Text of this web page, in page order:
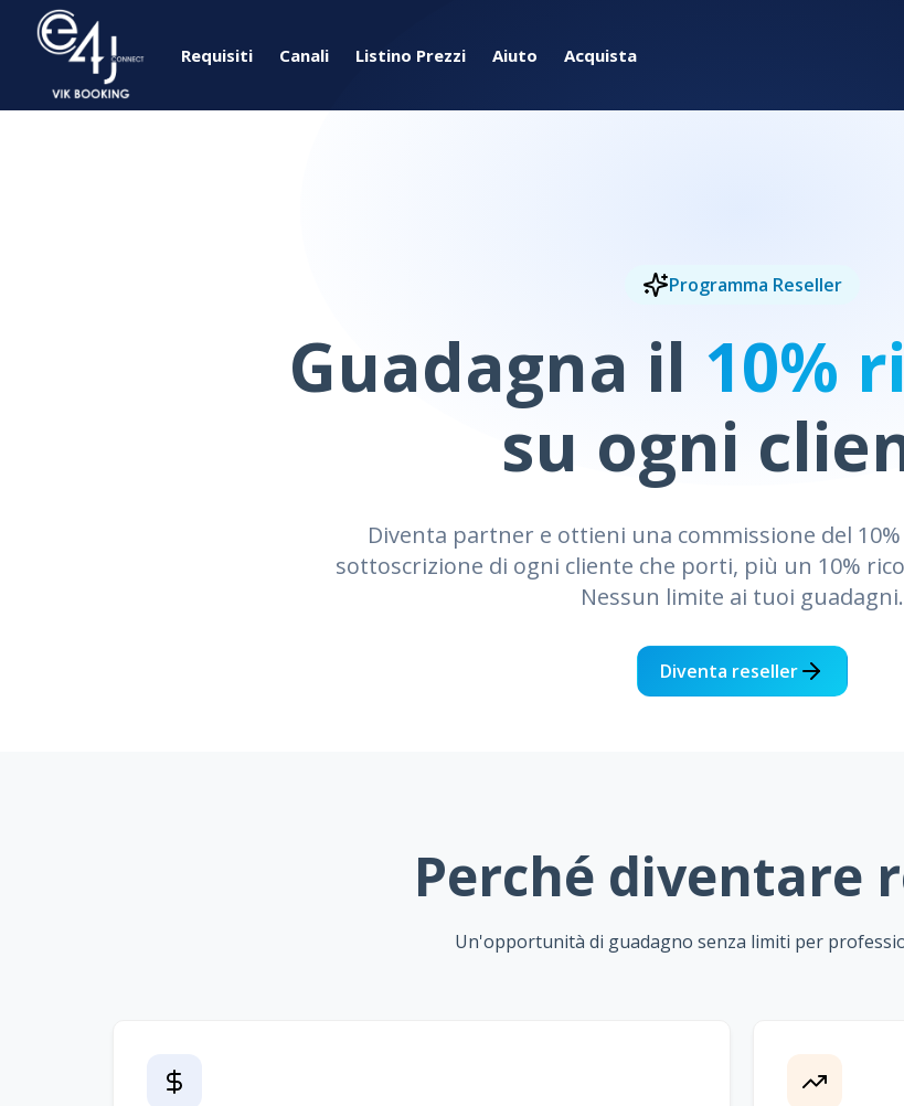
Requisiti Canali Listino Prezzi Aiuto Acquista
Programma Reseller
Guadagna il 10%
su ogni
Diventa partner e ottieni una commissione del
sottoscrizione di ogni cliente che porti, più un 10%
Nessun limite ai tuoi guadagni.
Diventa reseller
Perché diventare
Un'opportunità di guadagno senza limiti per